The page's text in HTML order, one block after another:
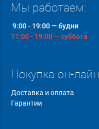
Мы работаем:
9:00 - 19:00 — будни
11:00 - 19:00 — суббота
Покупка он-лайн
Доставка и оплата
Гарантии